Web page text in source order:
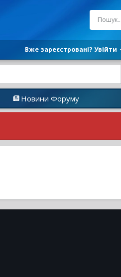
Вже зареєстровані? Увійти
Форуму